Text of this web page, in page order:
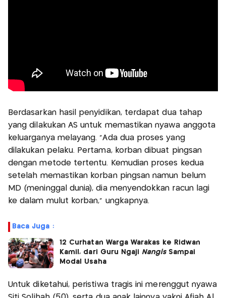
Berdasarkan hasil penyidikan, terdapat dua tahap
yang dilakukan AS untuk memastikan nyawa anggota
keluarganya melayang. "Ada dua proses yang
dilakukan pelaku. Pertama, korban dibuat pingsan
dengan metode tertentu. Kemudian proses kedua
setelah memastikan korban pingsan namun belum
MD (meninggal dunia), dia menyendokkan racun lagi
ke dalam mulut korban," ungkapnya.
Baca Juga :
12 Curhatan Warga Warakas ke Ridwan
Kamil, dari Guru Ngaji NangisSampai
Modal Usaha
Untuk diketahui, peristiwa tragis ini merenggut nyawa